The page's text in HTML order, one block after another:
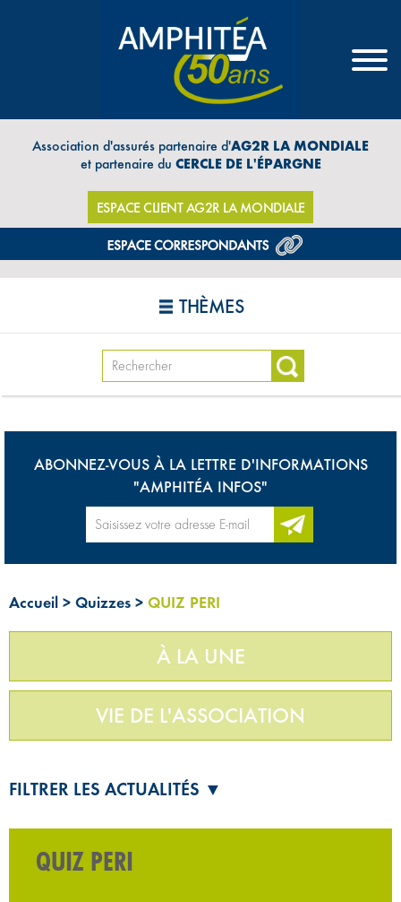
Association d'assurés partenaire d'AG2R LA MONDIALE
et partenaire du CERCLE DE L'ÉPARGNE
ESPACE CLIENT AG2R LA MONDIALE
THÈMES
ABONNEZ-VOUS À LA LETTRE D'INFORMATIONS
"AMPHITÉA INFOS"
Accueil > Quizzes > QUIZ PERI
À LA UNE
VIE DE L'ASSOCIATION
FILTRER LES ACTUALITÉS ▼
QUIZ PERI